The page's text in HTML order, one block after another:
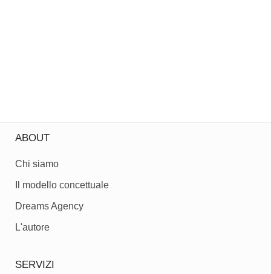
ABOUT
Chi siamo
Il modello concettuale
Dreams Agency
L'autore
SERVIZI